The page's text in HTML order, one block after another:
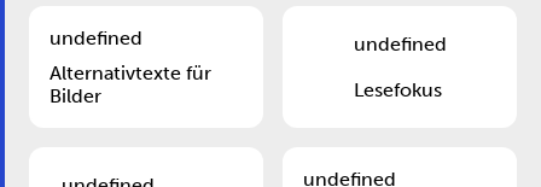
undefined
Alternativtexte für
Bilder
undefined
Lesefokus
undefined